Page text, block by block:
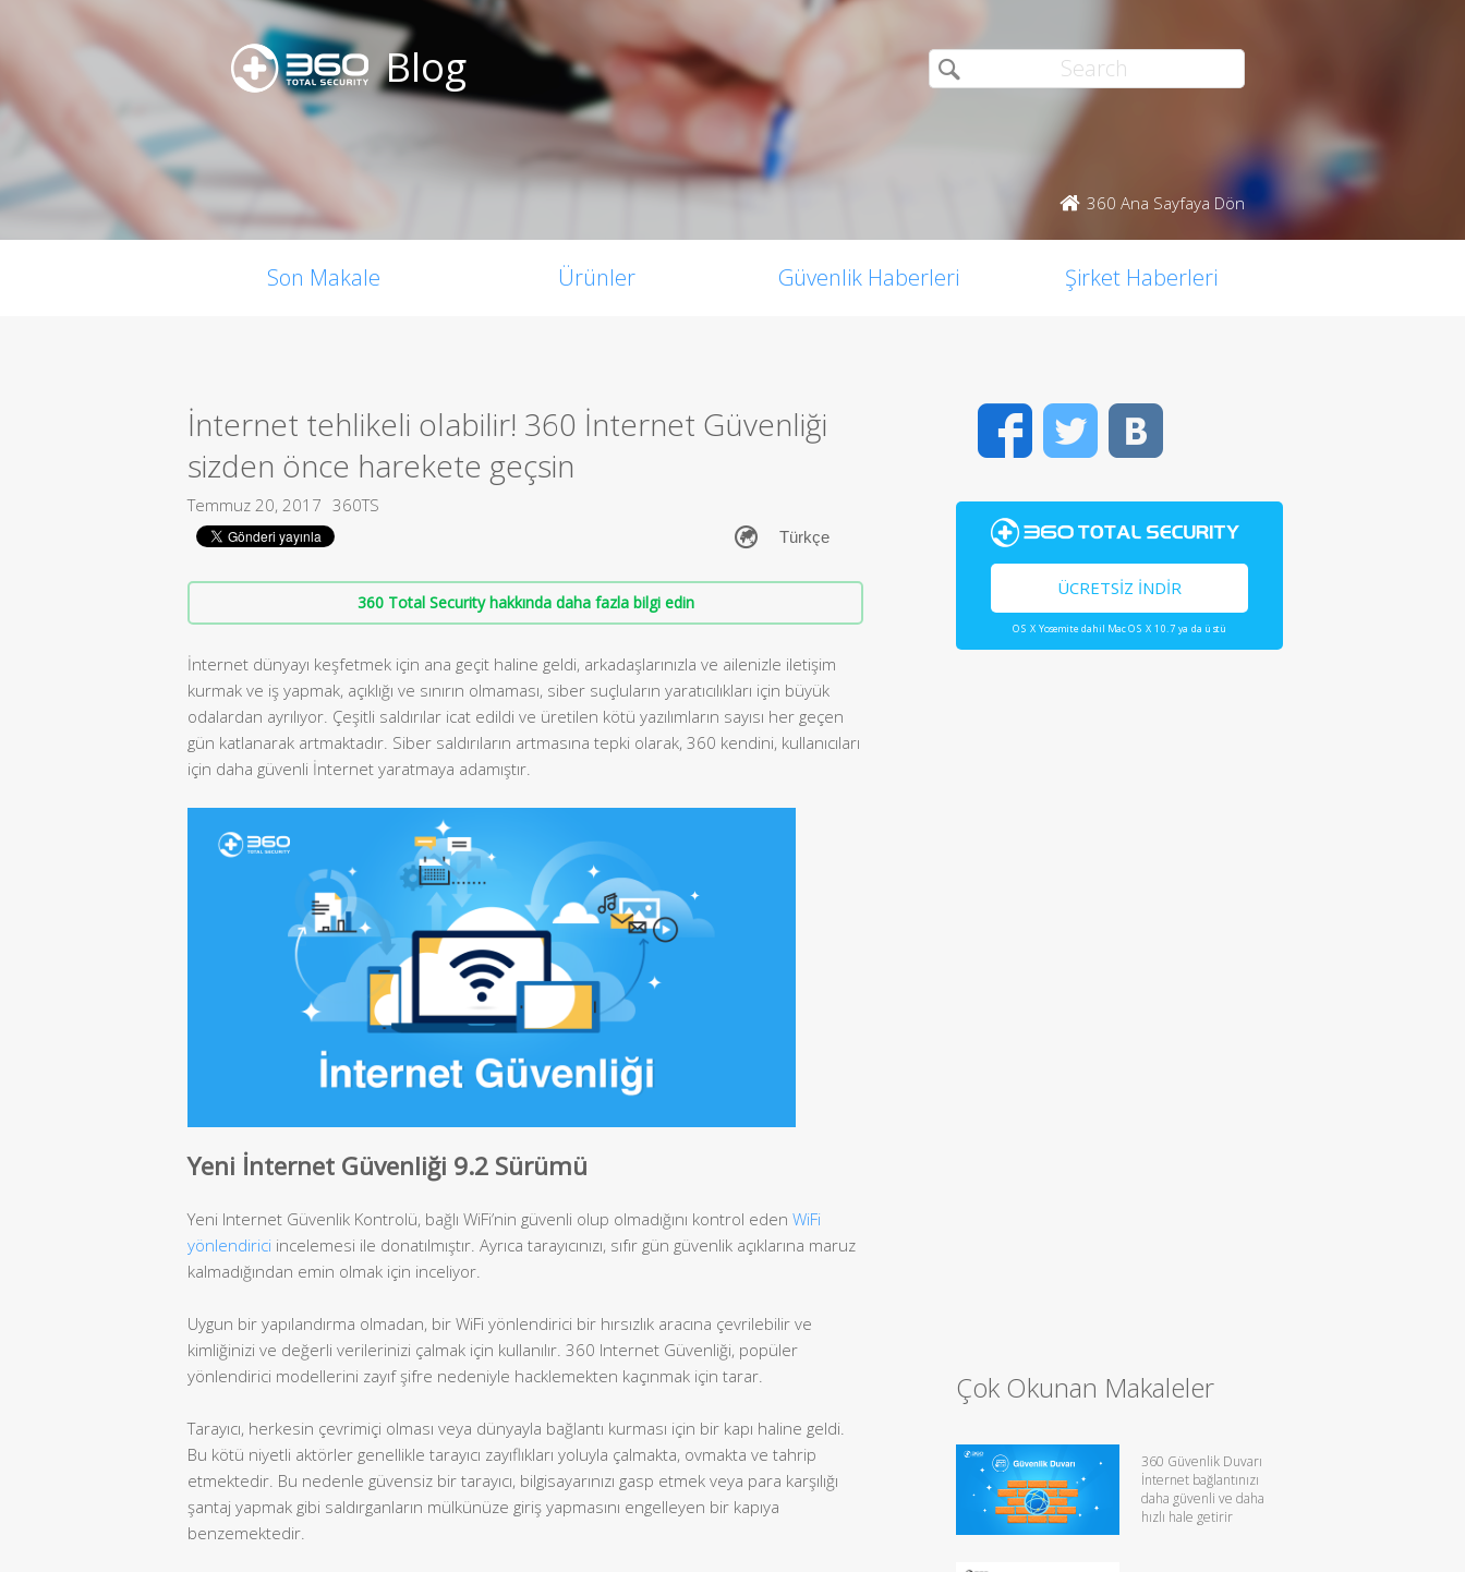
Blog
360 Ana Sayfaya Dön
Son Makale Ürünler Güvenlik Haberleri Şirket Haberleri
İnternet tehlikeli olabilir! 360 İnternet Güvenliği
sizden önce harekete geçsin
Temmuz 20, 2017 360TS
360 Total Security hakkında daha fazla bilgi edin
İnternet dünyayı keşfetmek için ana geçit haline geldi, arkadaşlarınızla ve ailenizle iletişim
kurmak ve iş yapmak, açıklığı ve sınırın olmaması, siber suçluların yaratıcılıkları için büyük
odalardan ayrılıyor. Çeşitli saldırılar icat edildi ve üretilen kötü yazılımların sayısı her geçen
gün katlanarak artmaktadır. Siber saldırıların artmasına tepki olarak, 360 kendini, kullanıcıları
için daha güvenli İnternet yaratmaya adamıştır.
Yeni İnternet Güvenliği 9.2 Sürümü
Yeni Internet Güvenlik Kontrolü, bağlı WiFi’nin güvenli olup olmadığını kontrol eden WiFi
yönlendirici incelemesi ile donatılmıştır. Ayrıca tarayıcınızı, sıfır gün güvenlik açıklarına maruz
kalmadığından emin olmak için inceliyor.
Uygun bir yapılandırma olmadan, bir WiFi yönlendirici bir hırsızlık aracına çevrilebilir ve
kimliğinizi ve değerli verilerinizi çalmak için kullanılır. 360 Internet Güvenliği, popüler
yönlendirici modellerini zayıf şifre nedeniyle hacklemekten kaçınmak için tarar.
Tarayıcı, herkesin çevrimiçi olması veya dünyayla bağlantı kurması için bir kapı haline geldi.
Bu kötü niyetli aktörler genellikle tarayıcı zayıflıkları yoluyla çalmakta, ovmakta ve tahrip
etmektedir. Bu nedenle güvensiz bir tarayıcı, bilgisayarınızı gasp etmek veya para karşılığı
şantaj yapmak gibi saldırganların mülkünüze giriş yapmasını engelleyen bir kapıya
benzemektedir.
FacebookTwitter
ÜCRETSIZ İNDIR
OS X Yosemite dahil Mac OS X 10.7 ya da üstü
Çok Okunan Makaleler
360 Güvenlik Duvarı
İnternet bağlantınızı
daha güvenli ve daha
hızlı hale getirir